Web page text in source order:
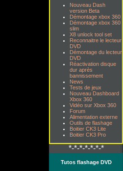
Nouveau Dash
version Beta
Démontage xbox 360
Démontage xbox 360
slim
X8 unlock tool set
Reconnaitre le lecteur
DVD
Démontage du lecteur
DVD
Réactivation disque
dur après
bannissement
News
Tests de jeux
Nouveau Dashboard
Xbox 360
Vidéo sur Xbox 360
Forum
Alimentation externe
Outils de flashage
Boitier CK3 Lite
Boitier CK3 Pro
*-*-*-*-*-*-*
Tutos flashage DVD